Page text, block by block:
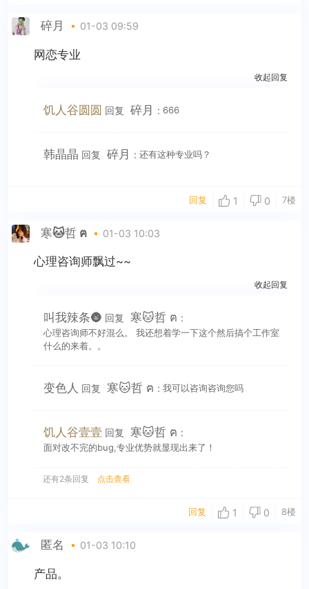
碎月 01-03 09:59
网恋专业
收起回复
饥人谷圆圆 回复 碎月 : 666
韩晶晶 回复 碎月 : 还有这种专业吗？
回复 1 0 7楼
寒🐱哲 ฅ 01-03 10:03
心理咨询师飘过~~
收起回复
叫我辣条🌚 回复 寒🐱哲 ฅ :
心理咨询师不好混么。 我还想着学一下这个然后搞个工作室
什么的来着。。
变色人 回复 寒🐱哲 ฅ : 我可以咨询咨询您吗
饥人谷壹壹 回复 寒🐱哲 ฅ :
面对改不完的bug,专业优势就显现出来了！
还有2条回复 点击查看
回复 1 0 8楼
匿名 01-03 10:10
产品。